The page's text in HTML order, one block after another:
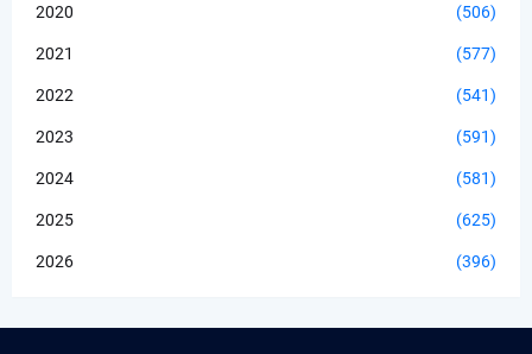
2020 (506)
2021 (577)
2022 (541)
2023 (591)
2024 (581)
2025 (625)
2026 (396)